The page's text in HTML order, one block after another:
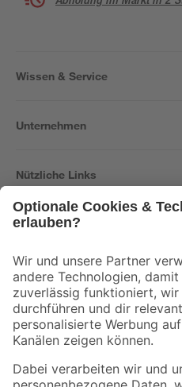
Wissen & Service
Unternehmen
Nützliche Links
Der toom Newsletter: Keine Angebote
Zur Newsletter Anmeldung
Folge uns